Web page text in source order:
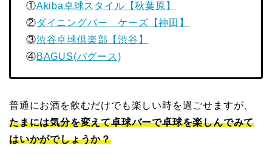
①Akiba卓球スタイル【秋葉原】
②ダイニングバー ケーズ【神田】
③渋谷卓球倶楽部【渋谷】
④BAGUS(バグース)
普通にお酒を飲むだけでも楽しい時を過ごせますが、
たまには気分を変えて卓球バーで卓球を楽しんでみて
はいかがでしょうか？